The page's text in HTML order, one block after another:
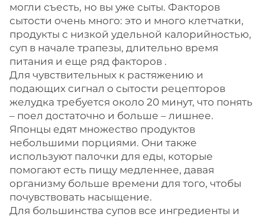
могли съесть, но вы уже сыты. Факторов
сытости очень много: это и много клетчатки,
продукты с низкой удельной калорийностью,
суп в начале трапезы, длительно время
питания и еще ряд факторов .
Для чувствительных к растяжению и
подающих сигнал о сытости рецепторов
желудка требуется около 20 минут, что понять
– поел достаточно и больше – лишнее.
Японцы едят множество продуктов
небольшими порциями. Они также
используют палочки для еды, которые
помогают есть пищу медленнее, давая
организму больше времени для того, чтобы
почувствовать насыщение.
Для большинства супов все ингредиенты и